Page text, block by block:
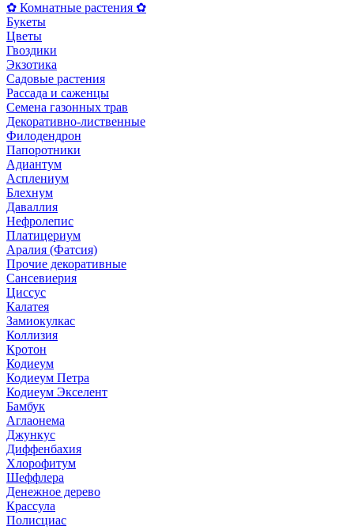
✿ Комнатные растения ✿
Букеты
Цветы
Гвоздики
Экзотика
Садовые растения
Рассада и саженцы
Семена газонных трав
Декоративно-лиственные
Филодендрон
Папоротники
Адиантум
Асплениум
Блехнум
Даваллия
Нефролепис
Платицериум
Аралия (Фатсия)
Прочие декоративные
Сансевиерия
Циссус
Калатея
Замиокулкас
Коллизия
Кротон
Кодиеум
Кодиеум Петра
Кодиеум Экселент
Бамбук
Аглаонема
Джункус
Диффенбахия
Хлорофитум
Шеффлера
Денежное дерево
Крассула
Полисциас